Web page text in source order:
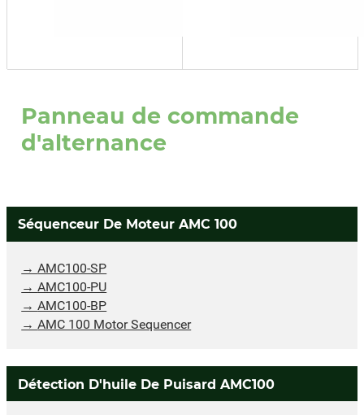
Panneau de commande
d'alternance
Séquenceur De Moteur AMC 100
AMC100-SP
AMC100-PU
AMC100-BP
AMC 100 Motor Sequencer
Détection D'huile De Puisard AMC100